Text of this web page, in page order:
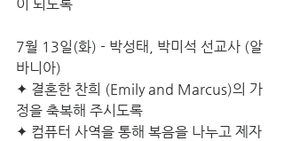
이 되도록
7월 13일(화) - 박성태, 박미석 선교사 (알
바니아)
✦ 결혼한 찬희 (Emily and Marcus)의 가
정을 축복해 주시도록
✦ 컴퓨터 사역을 통해 복음을 나누고 제자